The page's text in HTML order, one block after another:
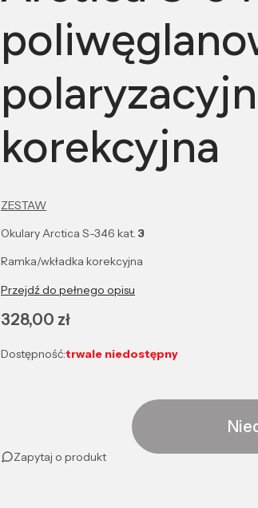
korekcyjna
ZESTAW
Okulary Arctica S-346 kat. 3
Ramka/wkładka korekcyjna
Przejdź do pełnego opisu
Cena
328,00 zł
Dostępność:trwale niedostępny
Zapytaj o produkt